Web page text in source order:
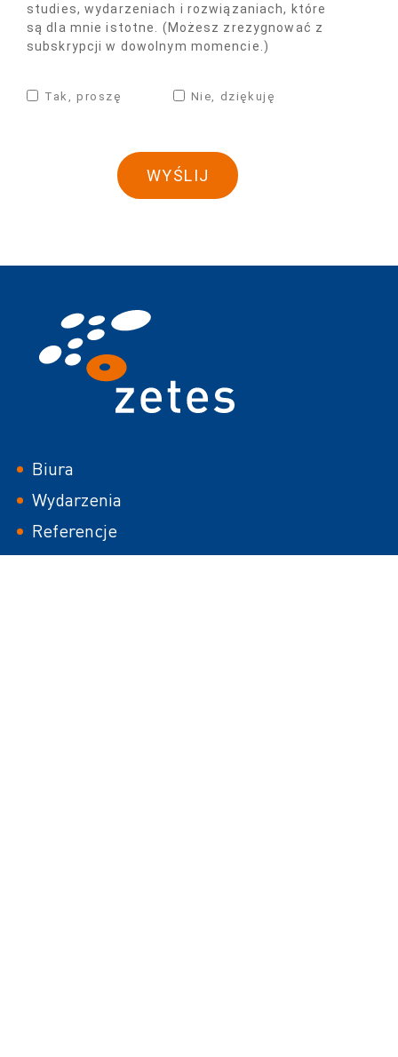
studies, wydarzeniach i rozwiązaniach, które
są dla mnie istotne. (Możesz zrezygnować z
subskrypcji w dowolnym momencie.)
Tak, proszę Nie, dziękuję
Footer
Biura
Wydarzenia
Referencje
White papers